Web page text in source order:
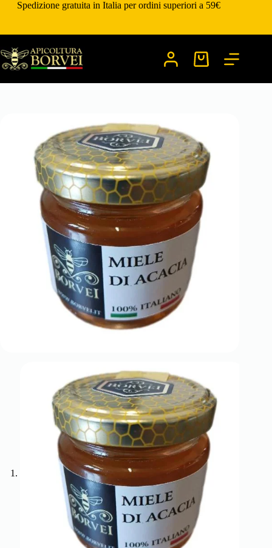
SaltaSpedizione gratuita in Italia per ordini superiori a 59€
Carrello